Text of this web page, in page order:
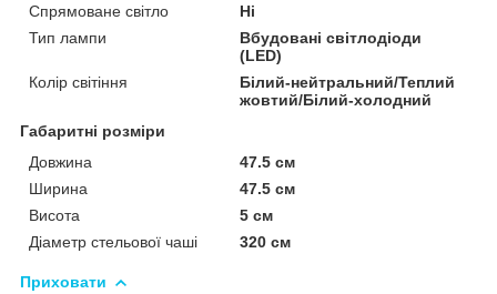
Спрямоване світло
Ні
Тип лампи
Вбудовані світлодіоди
(LED)
Колір світіння
Білий-нейтральний/Теплий
жовтий/Білий-холодний
Габаритні розміри
Довжина
47.5 см
Ширина
47.5 см
Висота
5 см
Діаметр стельової чаші
320 см
Приховати